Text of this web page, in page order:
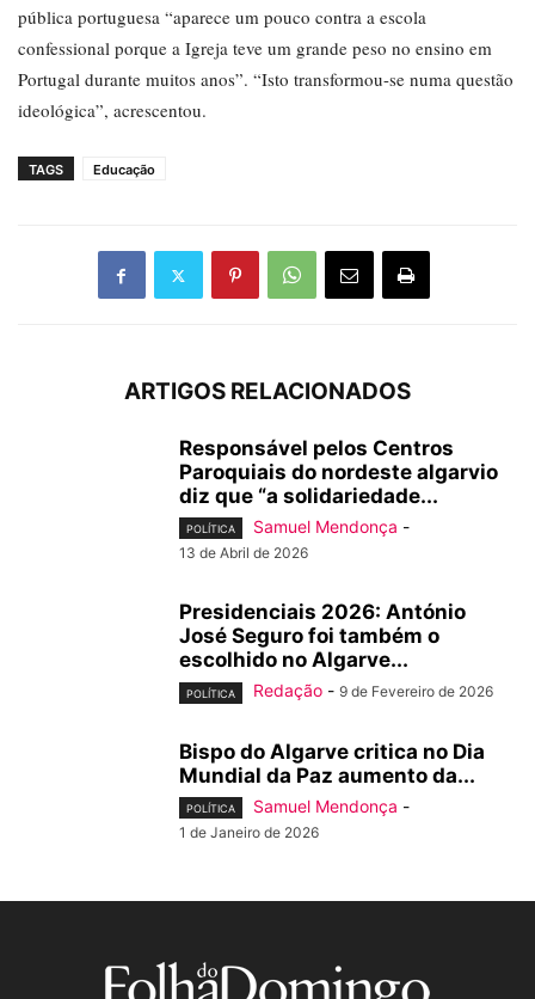
pública portuguesa “aparece um pouco contra a escola
confessional porque a Igreja teve um grande peso no ensino em
Portugal durante muitos anos”. “Isto transformou-se numa questão
ideológica”, acrescentou.
TAGS Educação
ARTIGOS RELACIONADOS
Responsável pelos Centros
Paroquiais do nordeste algarvio
diz que “a solidariedade...
POLÍTICA Samuel Mendonça -
13 de Abril de 2026
Presidenciais 2026: António
José Seguro foi também o
escolhido no Algarve...
POLÍTICA Redação - 9 de Fevereiro de 2026
Bispo do Algarve critica no Dia
Mundial da Paz aumento da...
POLÍTICA Samuel Mendonça -
1 de Janeiro de 2026